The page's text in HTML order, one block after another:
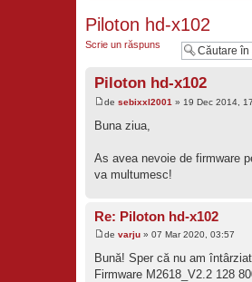
Piloton hd-x102
Scrie un răspuns
Piloton hd-x102
desebixxl2001 » 19 Dec 2014,
Buna ziua,
As avea nevoie de firmware
va multumesc!
Re: Piloton hd-x102
devarju » 07 Mar 2020, 03:57
Bună! Sper că nu am
Firmware M2618_V2.2 128